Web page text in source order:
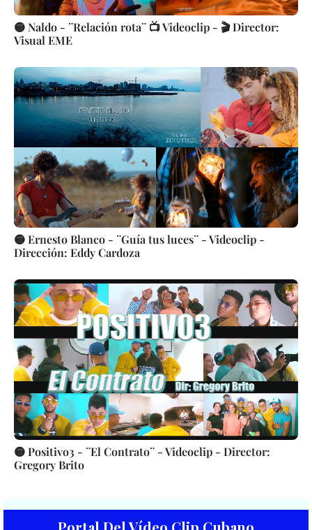
🟡 Naldo - ¨Relación rota¨ 📺 Videoclip - 🎬 Director:
Visual EME
🟡 Ernesto Blanco - ¨Guía tus luces¨ - Videoclip -
Dirección: Eddy Cardoza
🟡 Positivo3 - ¨El Contrato¨ - Videoclip - Director:
Gregory Brito